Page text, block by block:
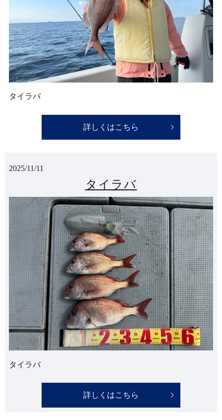
タイラバ
詳しくはこちら
2025/11/11
タイラバ
タイラバ
詳しくはこちら